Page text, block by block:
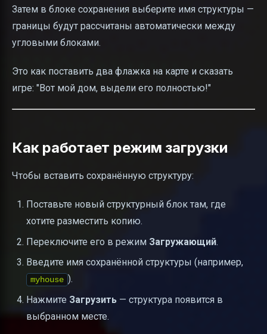
Затем в блоке сохранения выберите имя структуры —
границы будут рассчитаны автоматически между
угловыми блоками.
Это как поставить два флажка на карте и сказать
игре: "Вот мой дом, выдели его полностью!"
Как работает режим загрузки
Чтобы вставить сохранённую структуру:
Поставьте новый структурный блок там, где
хотите разместить копию.
Переключите его в режим Загружающий.
Введите имя сохранённой структуры (например,
myhouse ).
Нажмите Загрузить — структура появится в
выбранном месте.